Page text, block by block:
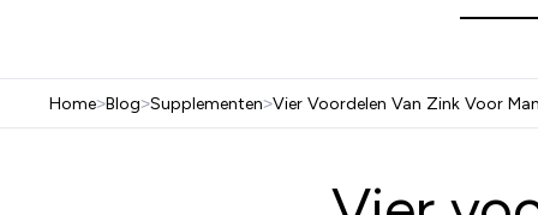
Home>Blog>Supplementen>Vier Voordelen Van Zink Voor